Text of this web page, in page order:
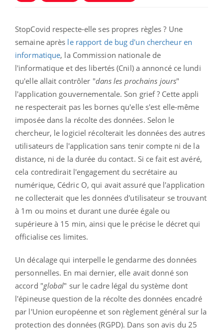
StopCovid respecte-elle ses propres règles ? Une
semaine après le rapport de bug d'un chercheur en
informatique, la Commission nationale de
l'informatique et des libertés (Cnil) a annoncé ce lundi
qu'elle allait contrôler "dans les prochains jours"
l'application gouvernementale. Son grief ? Cette appli
ne respecterait pas les bornes qu'elle s'est elle-même
imposée dans la récolte des données. Selon le
chercheur, le logiciel récolterait les données des autres
utilisateurs de l'application sans tenir compte ni de la
distance, ni de la durée du contact. Si ce fait est avéré,
cela contredirait l'engagement du secrétaire au
numérique, Cédric O, qui avait assuré que l'application
ne collecterait que les données d'utilisateur se trouvant
à 1m ou moins et durant une durée égale ou
supérieure à 15 min, ainsi que le précise le décret qui
officialise ces limites.
Un décalage qui interpelle le gendarme des données
personnelles. En mai dernier, elle avait donné son
accord "global" sur le cadre légal du système dont
l'épineuse question de la récolte des données encadré
par l'Union européenne et son règlement général sur la
protection des données (RGPD). Dans son avis du 25